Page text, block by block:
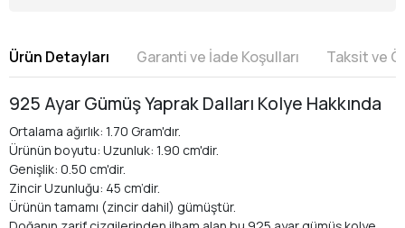
Ürün Detayları Garanti ve İade Koşulları Taksit ve
925 Ayar Gümüş Yaprak Dalları Kolye Hakkında
Ortalama ağırlık: 1.70 Gram'dır.
Ürünün boyutu: Uzunluk: 1.90 cm'dir.
Genişlik: 0.50 cm'dir.
Zincir Uzunluğu: 45 cm’dir.
Ürünün tamamı (zincir dahil) gümüştür.